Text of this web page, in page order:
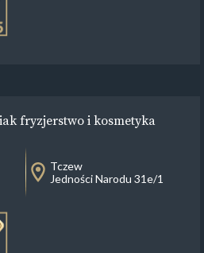
fryzjerstwo i kosmetyka
Tczew
Jedności Narodu 31e/1